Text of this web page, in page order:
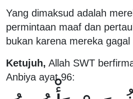
Yang dimaksud adalah
permintaan maaf dan
bukan karena mereka
Ketujuh, Allah SWT
Anbiya ayat 96: